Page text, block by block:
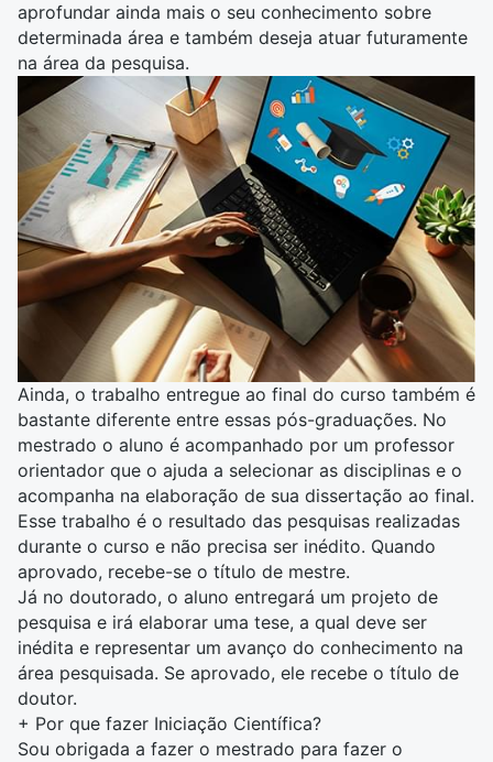
aprofundar ainda mais o seu conhecimento sobre
determinada área e também deseja atuar futuramente
na área da pesquisa.
Ainda, o trabalho entregue ao final do curso também é
bastante diferente entre essas pós-graduações. No
mestrado o aluno é acompanhado por um professor
orientador que o ajuda a selecionar as disciplinas e o
acompanha na elaboração de sua dissertação ao final.
Esse trabalho é o resultado das pesquisas realizadas
durante o curso e não precisa ser inédito. Quando
aprovado, recebe-se o título de mestre.
Já no doutorado, o aluno entregará um projeto de
pesquisa e irá elaborar uma tese, a qual deve ser
inédita e representar um avanço do conhecimento na
área pesquisada. Se aprovado, ele recebe o título de
doutor.
+ Por que fazer Iniciação Científica?
Sou obrigada a fazer o mestrado para fazer o